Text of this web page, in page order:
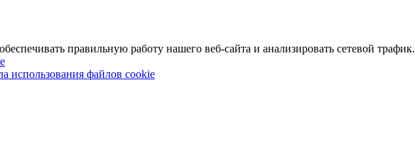
правильную работу нашего веб-сайта и анализировать сетевой трафик.
использования файлов cookie